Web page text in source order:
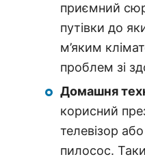
приємний
путівки до
м’яким
проблем зі
Домашня
корисний
телевізор
пилосос.